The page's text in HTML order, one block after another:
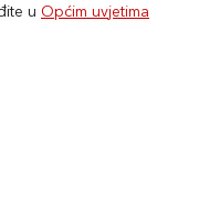
u Općim uvjetima